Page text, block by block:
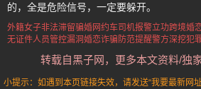
的，全是危险信号，一定要躲开。
外籍女子非法滞留骗婚网约车司机报警立功跨境婚
无证件人员管控漏洞婚恋诈骗防范提醒警方深挖犯
转载自黑子网，更多本文资料/独
小提示：如遇到本页链接失效，请发送“我要最新网